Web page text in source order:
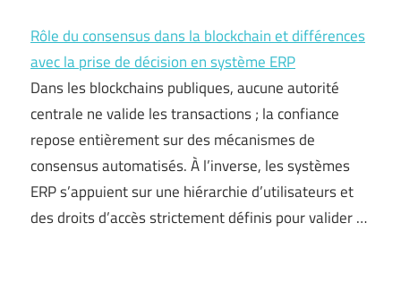
Rôle du consensus dans la blockchain et différences
avec la prise de décision en système ERP
Dans les blockchains publiques, aucune autorité
centrale ne valide les transactions ; la confiance
repose entièrement sur des mécanismes de
consensus automatisés. À l’inverse, les systèmes
ERP s’appuient sur une hiérarchie d’utilisateurs et
des droits d’accès strictement définis pour valider …